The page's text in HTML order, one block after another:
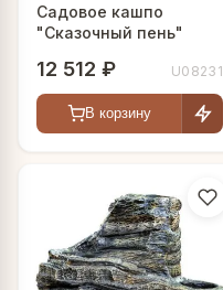
Садовое кашпо
"Сказочный пень"
12 512 ₽ U08231
В корзину